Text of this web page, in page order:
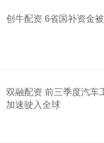
创牛配资 6省国补资金
双融配资 前三季度汽车
加速驶入全球